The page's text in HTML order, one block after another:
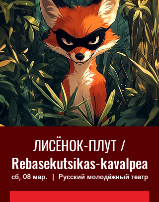
ЛИСЁНОК-ПЛУТ /
Rebasekutsikas-kavalpea
сб, 08 мар.
  |
Русский молодёжный театр